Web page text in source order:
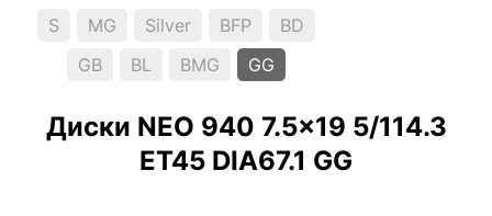
S MG Silver BFP
BD
GB
BL BMG GG
Диски NEO 940 7.5×19 5/114.3
ET45 DIA67.1 GG